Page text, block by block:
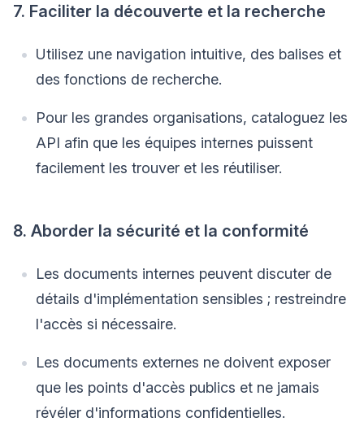
7. Faciliter la découverte et la recherche
Utilisez une navigation intuitive, des balises et
des fonctions de recherche.
Pour les grandes organisations, cataloguez les
API afin que les équipes internes puissent
facilement les trouver et les réutiliser.
8. Aborder la sécurité et la conformité
Les documents internes peuvent discuter de
détails d'implémentation sensibles ; restreindre
l'accès si nécessaire.
Les documents externes ne doivent exposer
que les points d'accès publics et ne jamais
révéler d'informations confidentielles.